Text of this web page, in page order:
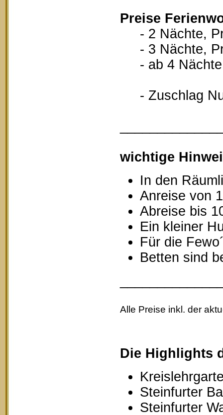
Preise
- 2 Nächte,
- 3 Nächte,
- ab 4 Nächte,
- Zuschlag
wichtige
In den
Anreise von
Abreise bis
Ein kleiner
Für die
Betten sind
Alle Preise inkl. der
Die Highlights
Steinfurter
Steinfurter